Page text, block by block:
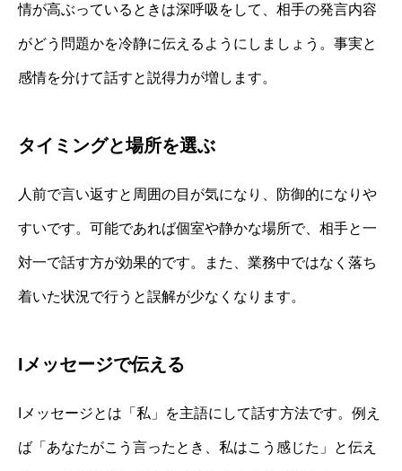
情が高ぶっているときは深呼吸をして、相手の発言内容
がどう問題かを冷静に伝えるようにしましょう。事実と
感情を分けて話すと説得力が増します。
タイミングと場所を選ぶ
人前で言い返すと周囲の目が気になり、防御的になりや
すいです。可能であれば個室や静かな場所で、相手と一
対一で話す方が効果的です。また、業務中ではなく落ち
着いた状況で行うと誤解が少なくなります。
Iメッセージで伝える
Iメッセージとは「私」を主語にして話す方法です。例え
ば「あなたがこう言ったとき、私はこう感じた」と伝え